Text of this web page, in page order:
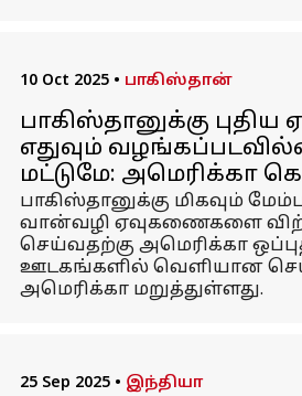
10 Oct 2025 • பாகிஸ்தான்
பாகிஸ்தானுக்கு
எதுவும்
மட்டுமே: அமெரிக்கா
பாகிஸ்தானுக்கு மிகவும்
வான்வழி ஏவுகணைகளை
செய்வதற்கு அமெரிக்கா
ஊடகங்களில் வெளியான
அமெரிக்கா மறுத்துள்ளது.
25 Sep 2025 • இந்தியா